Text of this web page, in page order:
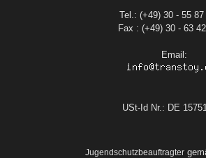
Tel.: (+49) 30 - 55 87
Fax : (+49) 30 - 63
Email:
USt-Id Nr.: DE
Jugendschutzbeauftragter